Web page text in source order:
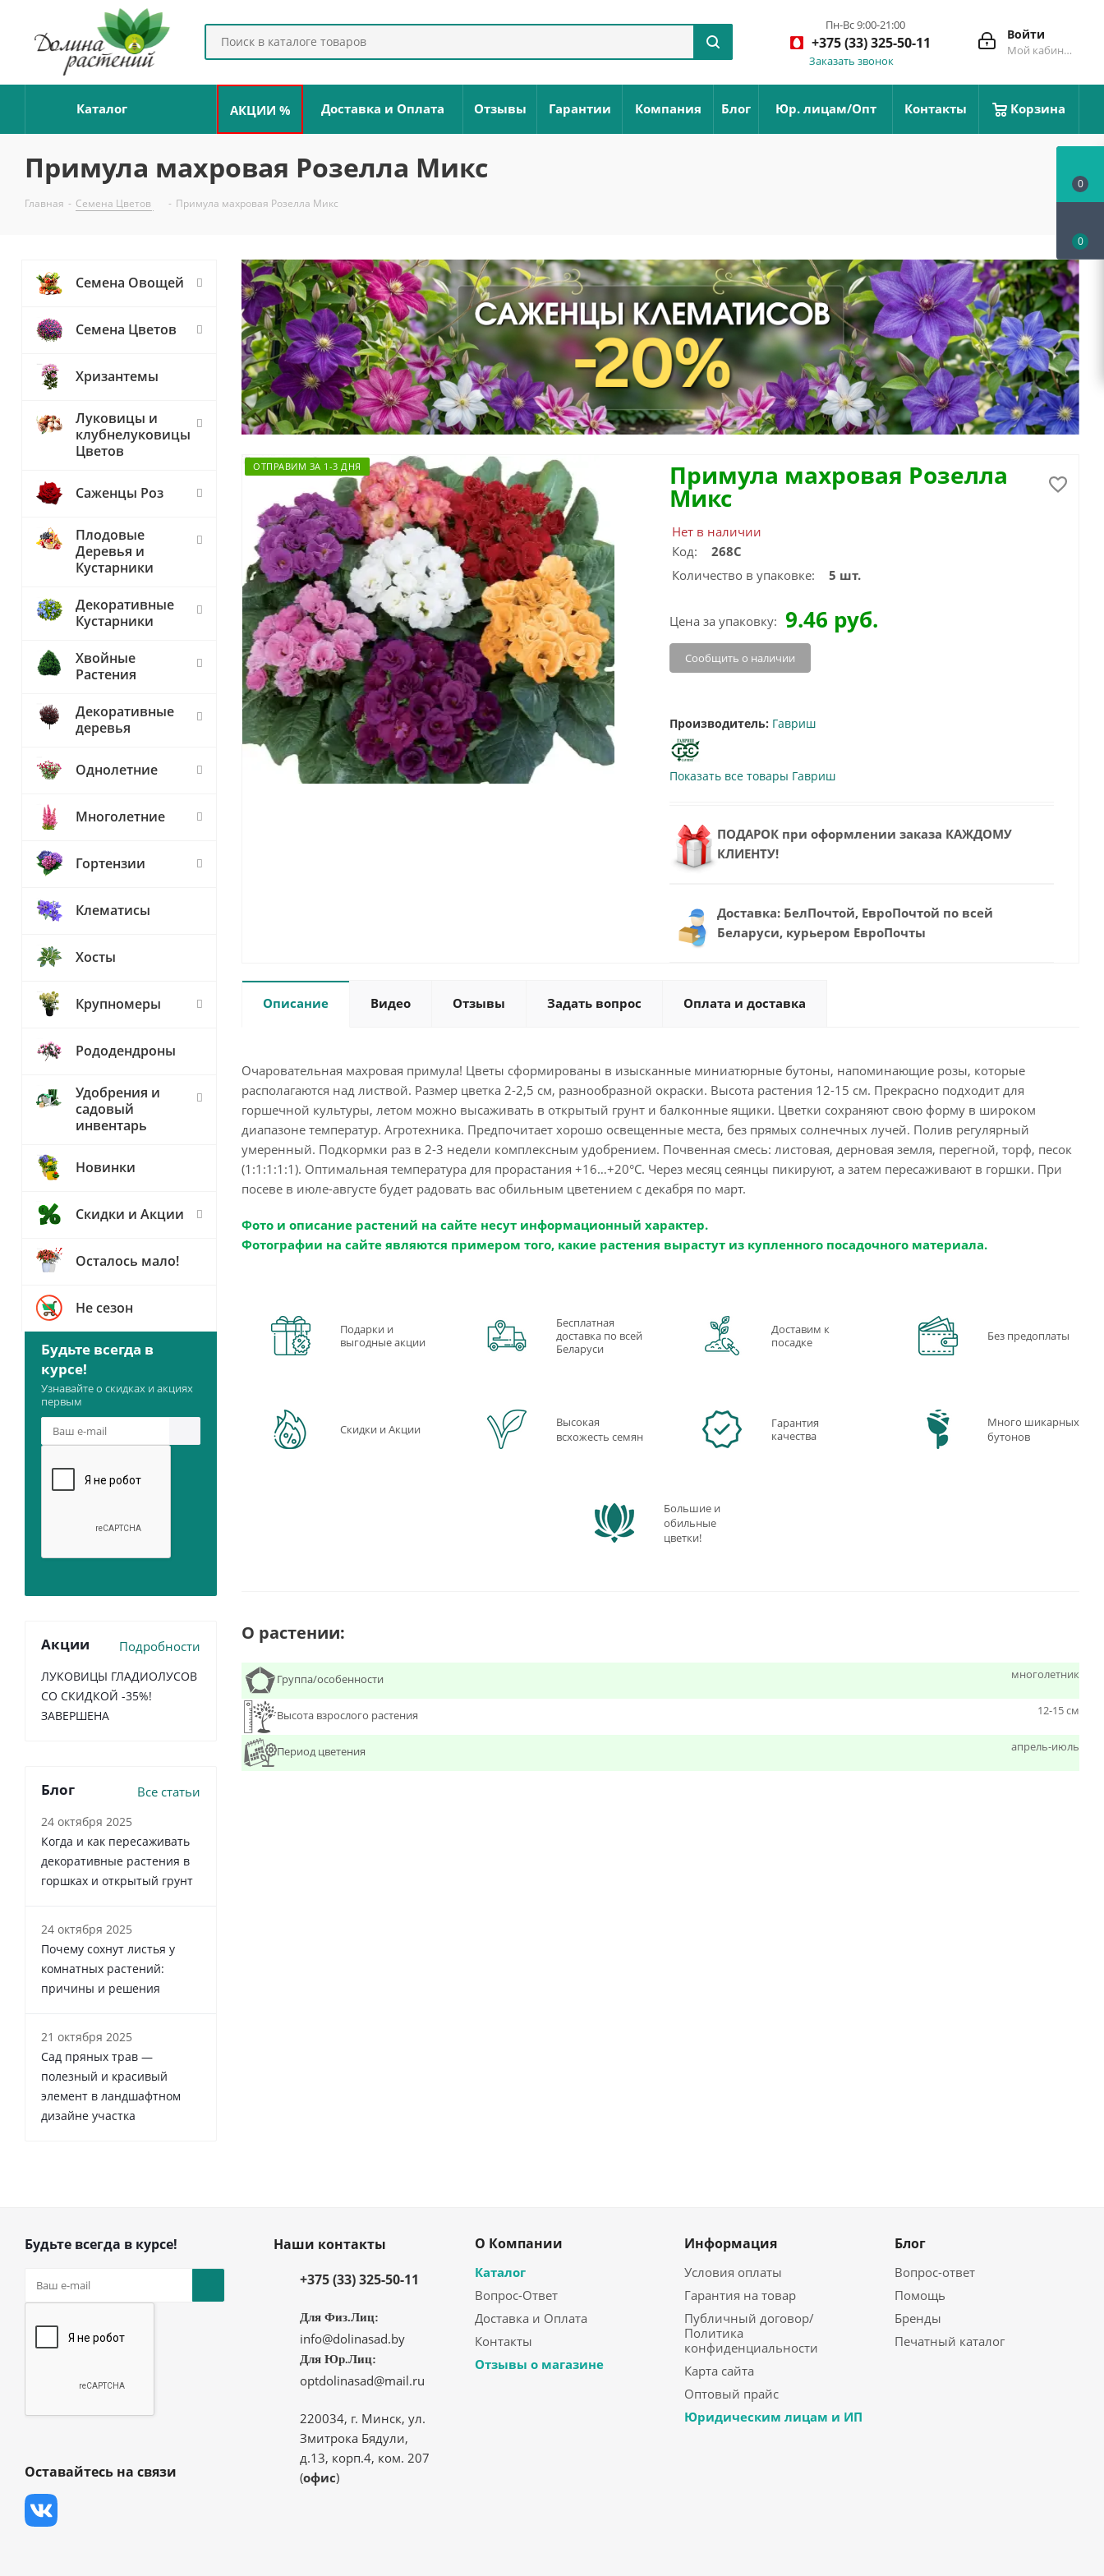
Войти
Мой кабинет
Пн-Вс 9:00-21:00
+375 (33) 325-50-11
Заказать звонок
Каталог АКЦИИ % Доставка и Оплата Отзывы Гарантии Компания Блог Юр. лицам/Опт Контакты Корзина
Примула махровая Розелла Микс
Главная - Семена Цветов - Примула махровая Розелла Микс
ОТПРАВИМ ЗА 1-3 ДНЯ Примула махровая Розелла
Микс
Нет в наличии
Код:
268С
Количество в упаковке:
5 шт.
Цена за упаковку: 9.46 руб.
Сообщить о наличии
Производитель: Гавриш
Показать все товары Гавриш
ПОДАРОК при оформлении заказа КАЖДОМУ
КЛИЕНТУ!
Доставка: БелПочтой, ЕвроПочтой по всей
Беларуси, курьером ЕвроПочты
Описание Видео Отзывы Задать вопрос Оплата и доставка
Очаровательная махровая примула! Цветы сформированы в изысканные миниатюрные бутоны, напоминающие розы, которые
располагаются над листвой. Размер цветка 2-2,5 см, разнообразной окраски. Высота растения 12-15 см. Прекрасно подходит для
горшечной культуры, летом можно высаживать в открытый грунт и балконные ящики. Цветки сохраняют свою форму в широком
диапазоне температур. Агротехника. Предпочитает хорошо освещенные места, без прямых солнечных лучей. Полив регулярный
умеренный. Подкормки раз в 2-3 недели комплексным удобрением. Почвенная смесь: листовая, дерновая земля, перегной, торф, песок
(1:1:1:1:1). Оптимальная температура для прорастания +16…+20°С. Через месяц сеянцы пикируют, а затем пересаживают в горшки. При
посеве в июле-августе будет радовать вас обильным цветением с декабря по март.
Фото и описание растений на сайте несут информационный характер.
Фотографии на сайте являются примером того, какие растения вырастут из купленного посадочного материала.
Подарки и
выгодные акции
Бесплатная
доставка по всей
Беларуси
Доставим к
посадке
Без предоплаты
Скидки и Акции
Высокая
всхожесть семян
Гарантия
качества
Много шикарных
бутонов
Большие и
обильные
цветки!
О растении:
Группа/особенности многолетник
Высота взрослого растения 12-15 см
Период цветения апрель-июль
Семена Овощей
Семена Цветов
Хризантемы
Луковицы и
клубнелуковицы
Цветов
Саженцы Роз
Плодовые
Деревья и
Кустарники
Декоративные
Кустарники
Хвойные
Растения
Декоративные
деревья
Однолетние
Многолетние
Гортензии
Клематисы
Хосты
Крупномеры
Рододендроны
Удобрения и
садовый
инвентарь
Новинки
Скидки и Акции
Осталось мало!
Не сезон
Будьте всегда в
курсе!
Узнавайте о скидках и акциях
первым
Акции Подробности
ЛУКОВИЦЫ ГЛАДИОЛУСОВ
СО СКИДКОЙ -35%!
ЗАВЕРШЕНА
Блог Все статьи
24 октября 2025
Когда и как пересаживать
декоративные растения в
горшках и открытый грунт
24 октября 2025
Почему сохнут листья у
комнатных растений:
причины и решения
21 октября 2025
Сад пряных трав —
полезный и красивый
элемент в ландшафтном
дизайне участка
Будьте всегда в курсе!
Оставайтесь на связи
Наши контакты
+375 (33) 325-50-11
Для Физ.Лиц:
info@dolinasad.by
Для Юр.Лиц:
optdolinasad@mail.ru
220034, г. Минск, ул.
Змитрока Бядули,
д.13, корп.4, ком. 207
(офис)
О Компании
Каталог
Вопрос-Ответ
Доставка и Оплата
Контакты
Отзывы о магазине
Информация
Условия оплаты
Гарантия на товар
Публичный договор/
Политика
конфиденциальности
Карта сайта
Оптовый прайс
Юридическим лицам и ИП
Блог
Вопрос-ответ
Помощь
Бренды
Печатный каталог
0
0